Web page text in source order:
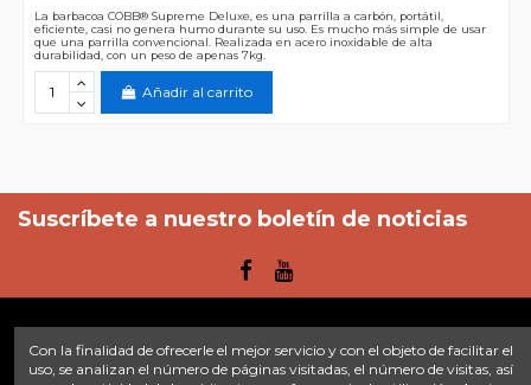
La barbacoa COBB® Supreme Deluxe, es una parrilla a carbón, portátil,
eficiente, casi no genera humo durante su uso. Es mucho más simple de usar
que una parrilla convencional. Realizada en acero inoxidable de alta
durabilidad, con un peso de apenas 7kg.
Añadir al carrito
Suscríbete a nuestro boletín de noticias
Enlaces
Con la finalidad de ofrecerle el mejor servicio y con el objeto de facilitar el
uso, se analizan el número de páginas visitadas, el número de visitas, así